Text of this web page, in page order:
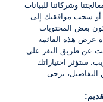
وشركائنا للبيانات
أو سحب موافقتك إلى
بعض المحتويات
عرض هذه القائمة
عن طريق النقر على
ستؤثر اختياراتك
التفاصيل، يرجى